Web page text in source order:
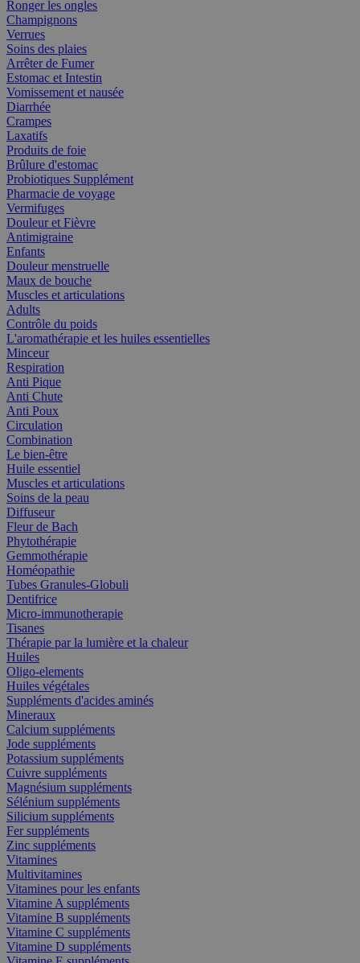
Ronger les ongles
Champignons
Verrues
Soins des plaies
Arrêter de Fumer
Estomac et Intestin
Vomissement et nausée
Diarrhée
Crampes
Laxatifs
Produits de foie
Brûlure d'estomac
Probiotiques Supplément
Pharmacie de voyage
Vermifuges
Douleur et Fièvre
Antimigraine
Enfants
Douleur menstruelle
Maux de bouche
Muscles et articulations
Adults
Contrôle du poids
L'aromathérapie et les huiles essentielles
Minceur
Respiration
Anti Pique
Anti Chute
Anti Poux
Circulation
Combination
Le bien-être
Huile essentiel
Muscles et articulations
Soins de la peau
Diffuseur
Fleur de Bach
Phytothérapie
Gemmothérapie
Homéopathie
Tubes Granules-Globuli
Dentifrice
Micro-immunotherapie
Tisanes
Thérapie par la lumière et la chaleur
Huiles
Oligo-elements
Huiles végétales
Suppléments d'acides aminés
Mineraux
Calcium suppléments
Jode suppléments
Potassium suppléments
Cuivre suppléments
Magnésium suppléments
Sélénium suppléments
Silicium suppléments
Fer suppléments
Zinc suppléments
Vitamines
Multivitamines
Vitamines pour les enfants
Vitamine A suppléments
Vitamine B suppléments
Vitamine C suppléments
Vitamine D suppléments